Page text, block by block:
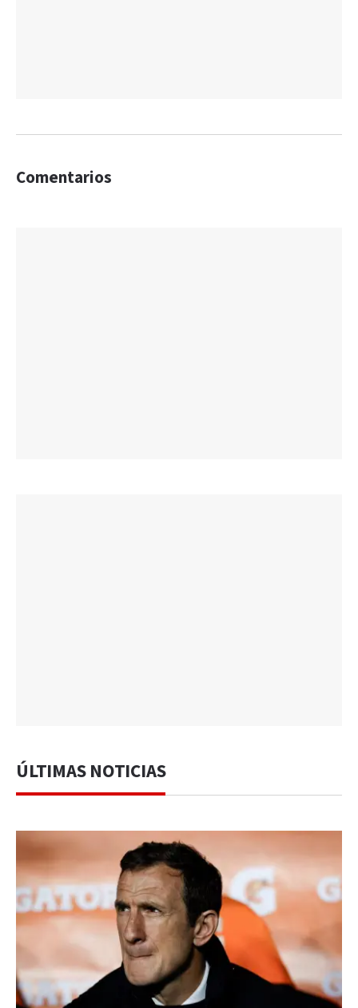
Comentarios
ÚLTIMAS NOTICIAS